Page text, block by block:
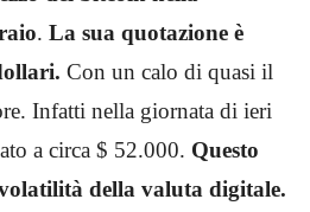
. La sua quotazione è
Con un calo di quasi il
Infatti nella giornata di ieri
a circa $ 52.000. Questo
della valuta digitale.